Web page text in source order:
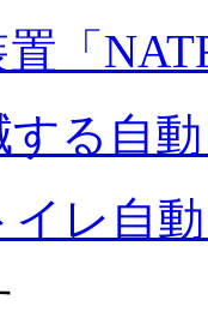
「
る自
レ自